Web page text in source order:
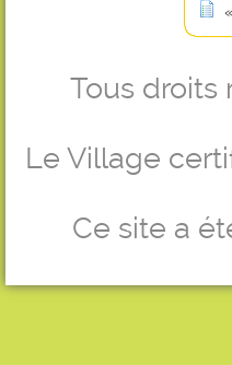
Tous
Le Village
Ce site a